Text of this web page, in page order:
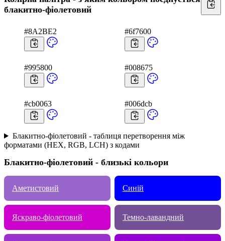
блакитно-фіолетовий
#8A2BE2 #6f7600
#995800 #008675
#cb0063 #006dcb
Блакитно-фіолетовий - таблиця перетворення між
форматами (HEX, RGB, LCH) з кодами
Блакитно-фіолетовий - близькі кольори
Аметистовий Синій
Яскраво-фіолетовий Темно-лавандний